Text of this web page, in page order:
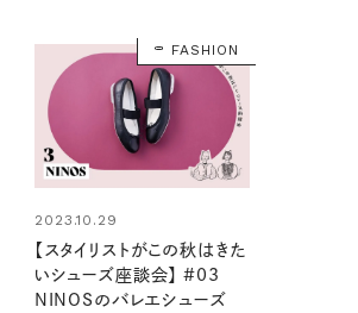
FASHION
2023.10.29
【スタイリストがこの秋はきた
いシューズ座談会】 #03
NINOSのバレエシューズ